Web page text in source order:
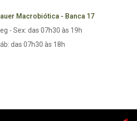
Macrobiótica - Banca 17
- Sex: das 07h30 às 19h
das 07h30 às 18h